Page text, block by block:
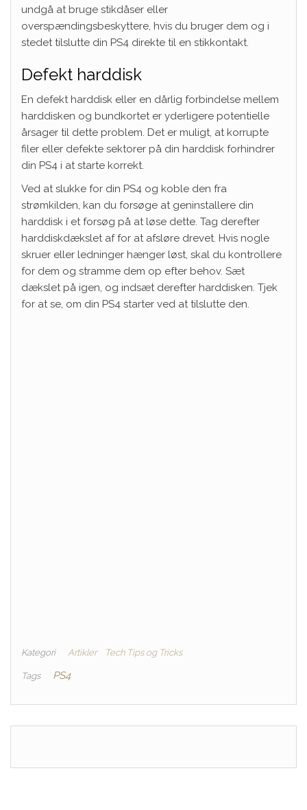
undgå at bruge stikdåser eller
overspændingsbeskyttere, hvis du bruger dem og i
stedet tilslutte din PS4 direkte til en stikkontakt.
Defekt harddisk
En defekt harddisk eller en dårlig forbindelse mellem
harddisken og bundkortet er yderligere potentielle
årsager til dette problem. Det er muligt, at korrupte
filer eller defekte sektorer på din harddisk forhindrer
din PS4 i at starte korrekt.
Ved at slukke for din PS4 og koble den fra
strømkilden, kan du forsøge at geninstallere din
harddisk i et forsøg på at løse dette. Tag derefter
harddiskdækslet af for at afsløre drevet. Hvis nogle
skruer eller ledninger hænger løst, skal du kontrollere
for dem og stramme dem op efter behov. Sæt
dækslet på igen, og indsæt derefter harddisken. Tjek
for at se, om din PS4 starter ved at tilslutte den.
Kategori Artikler Tech Tips og Tricks
Tags PS4